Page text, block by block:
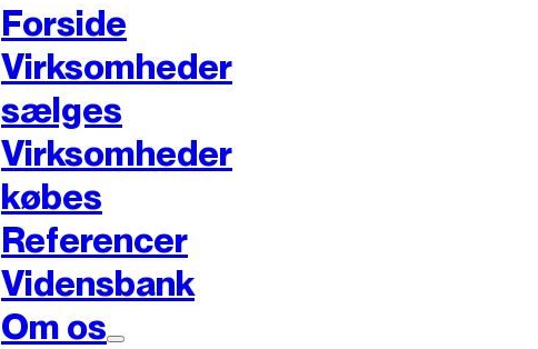
Forside
Virksomheder
sælges
Virksomheder
købes
Referencer
Vidensbank
Om os